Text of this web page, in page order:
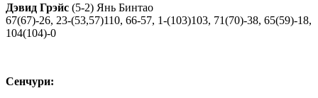
Дэвид Грэйс (5-2) Янь Бинтао
67(67)-26, 23-(53,57)110, 66-57, 1-(103)103, 71(70)-38, 65(59)-18,
104(104)-0
Сенчури: